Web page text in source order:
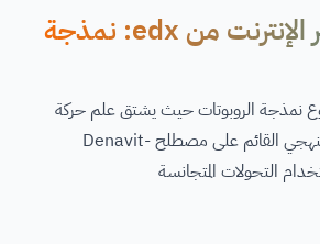
دورة مجانية عبر الإنترنت من edx: نمذجة
نمذجة الروبوتات حيث يشتق علم حركة
الروبوتات من الأسلوب المنهجي القائم على مصطلح Denavit-